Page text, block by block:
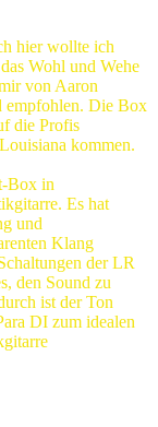
hier wollte ich
Wohl und Wehe
von Aaron
empfohlen. Die Box
die Profis
kommen.
Box in
Es hat
und
Klang
der LR
den Sound zu
ist der Ton
DI zum idealen